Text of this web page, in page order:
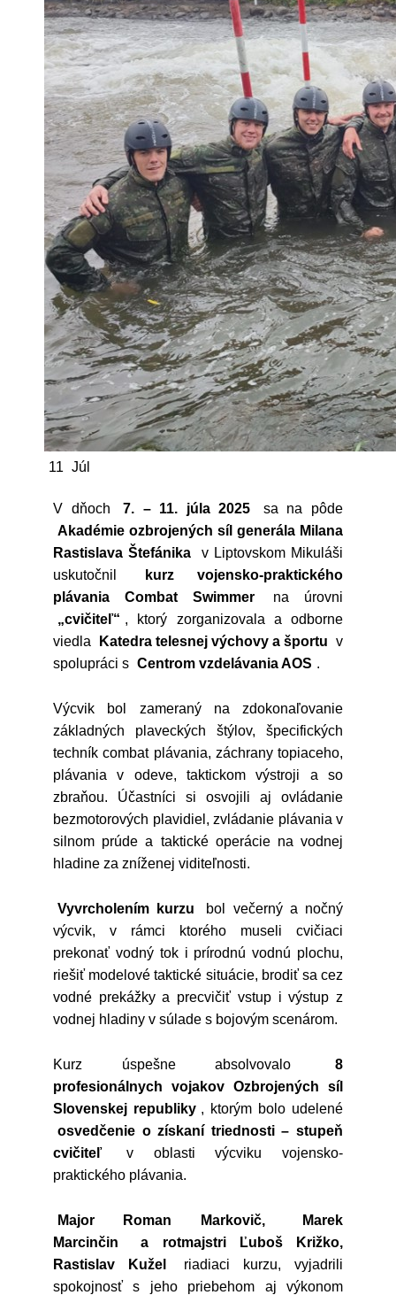
11 Júl
V dňoch 7. – 11. júla 2025
sa na pôde
Akadémie ozbrojených síl generála Milana
Rastislava Štefánika
v Liptovskom Mikuláši
uskutočnil
kurz vojensko-praktického
plávania Combat Swimmer
na úrovni
„cvičiteľ“ , ktorý zorganizovala a odborne
viedla
Katedra telesnej výchovy a športu v
spolupráci s Centrom vzdelávania AOS .
Výcvik bol zameraný na zdokonaľovanie
základných plaveckých štýlov, špecifických
techník combat plávania, záchrany topiaceho,
plávania v odeve, taktickom výstroji a so
zbraňou. Účastníci si osvojili aj ovládanie
bezmotorových plavidiel, zvládanie plávania v
silnom prúde a taktické operácie na vodnej
hladine za zníženej viditeľnosti.
Vyvrcholením kurzu
bol večerný a nočný
výcvik, v rámci ktorého museli cvičiaci
prekonať vodný tok i prírodnú vodnú plochu,
riešiť modelové taktické situácie, brodiť sa cez
vodné prekážky a precvičiť vstup i výstup z
vodnej hladiny v súlade s bojovým scenárom.
Kurz úspešne absolvovalo
8
profesionálnych vojakov Ozbrojených síl
Slovenskej republiky , ktorým bolo udelené
osvedčenie o získaní triednosti – stupeň
cvičiteľ
v oblasti výcviku vojensko-
praktického plávania.
Major Roman Markovič,
Marek
Marcinčin
a rotmajstri Ľuboš Križko,
Rastislav Kužel
riadiaci kurzu, vyjadrili
spokojnosť s jeho priebehom aj výkonom